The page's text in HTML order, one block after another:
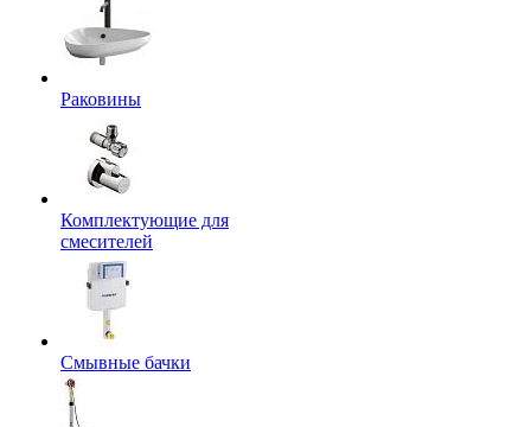
Раковины
Комплектующие для
смесителей
Смывные бачки